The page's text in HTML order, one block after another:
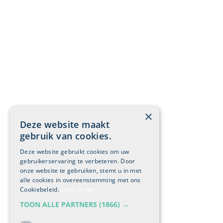
×
Deze website maakt
gebruik van cookies.
Deze website gebruikt cookies om uw
gebruikerservaring te verbeteren. Door
onze website te gebruiken, stemt u in met
alle cookies in overeenstemming met ons
Cookiebeleid.
TOON ALLE PARTNERS (1866) →